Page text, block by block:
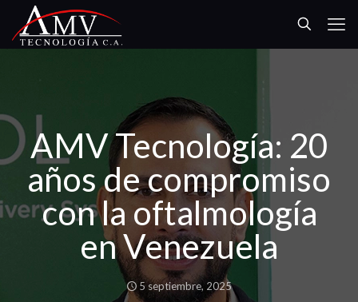
AMV Tecnología: 20
años de compromiso
con la oftalmología
en Venezuela
5 septiembre, 2025